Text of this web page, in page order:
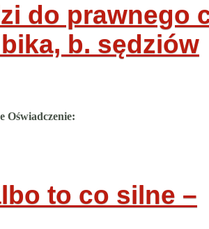
do prawnego
b. sędziów
Oświadczenie:
to co silne –